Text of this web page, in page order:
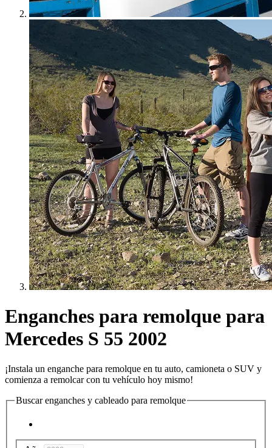
Enganches para remolque para
Mercedes S 55 2002
¡Instala un enganche para remolque en tu auto, camioneta o SUV y
comienza a remolcar con tu vehículo hoy mismo!
Buscar enganches y cableado para remolque